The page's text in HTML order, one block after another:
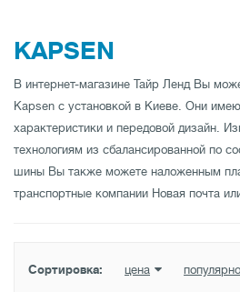
KAPSEN
В интернет-магазине Тайр Ленд Вы
Kapsen с установкой в Киеве. Они
характеристики и передовой дизайн.
технологиям из сбалансированной по
шины Вы также можете наложенным
транспортные компании Новая почта
Сортировка: цена